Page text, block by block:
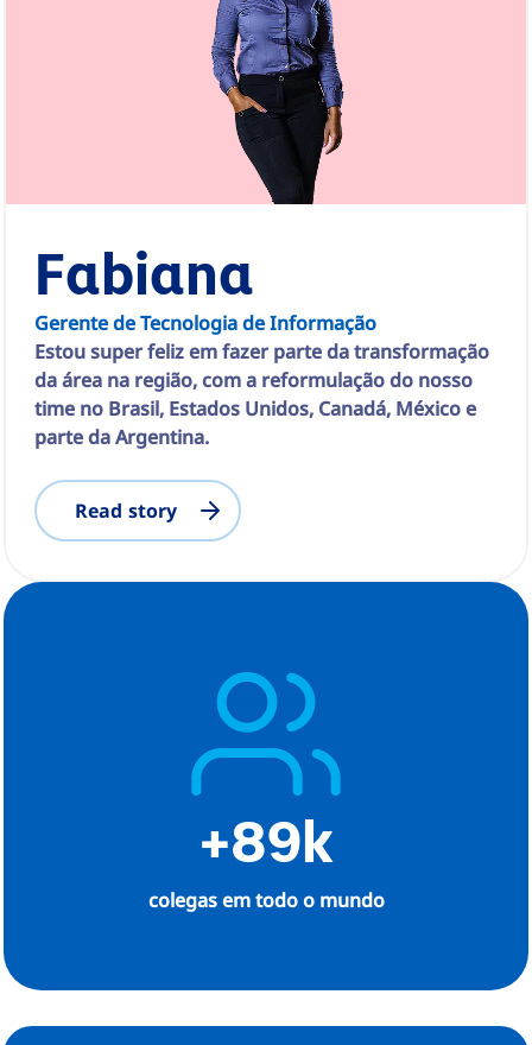
Fabiana
Gerente de Tecnologia de Informação
Estou super feliz em fazer parte da transformação
da área na região, com a reformulação do nosso
time no Brasil, Estados Unidos, Canadá, México e
parte da Argentina.
Read story
+89k
colegas em todo o mundo